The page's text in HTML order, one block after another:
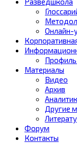
Онлайн-
Материалы
Видео
Архив
Другие
Форум
Контакты